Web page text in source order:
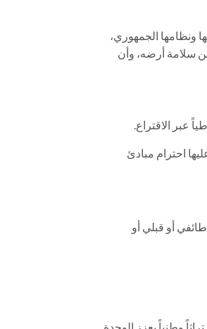
ونظامها الجمهوري،
سلامة أرضه، وأن
عبر الاقتراع.
احترام مبادئ
أو قبلي أو